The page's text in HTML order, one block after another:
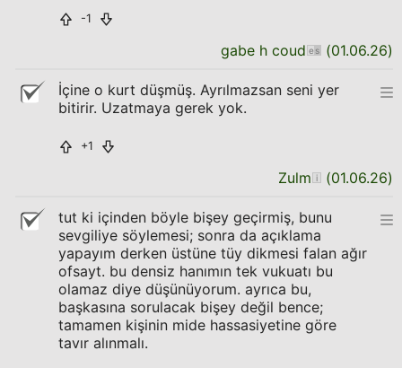
-1
gabe h coud (01.06.26)
İçine o kurt düşmüş. Ayrılmazsan seni yer
bitirir. Uzatmaya gerek yok.
+1
Zulm (01.06.26)
tut ki içinden böyle bişey geçirmiş, bunu
sevgiliye söylemesi; sonra da açıklama
yapayım derken üstüne tüy dikmesi falan ağır
ofsayt. bu densiz hanımın tek vukuatı bu
olamaz diye düşünüyorum. ayrıca bu,
başkasına sorulacak bişey değil bence;
tamamen kişinin mide hassasiyetine göre
tavır alınmalı.